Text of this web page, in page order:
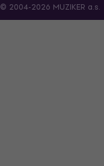
© 2004-2026 MUZIKER a.s.